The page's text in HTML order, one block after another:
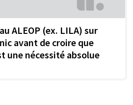
ALEOP (ex. LILA) sur
avant de croire que
une nécessité absolue